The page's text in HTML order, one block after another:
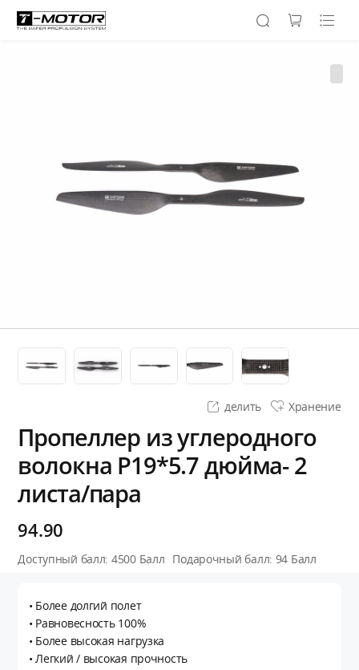
делить Хранение
Пропеллер из углеродного
волокна P19*5.7 дюйма- 2
листа/пара
94.90
Доступный балл: 4500 Балл Подарочный балл: 94 Балл
• Более долгий полет
• Равновесность 100%
• Более высокая нагрузка
• Легкий / высокая прочность